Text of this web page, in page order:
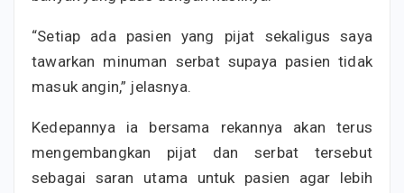
“Setiap ada pasien yang pijat sekaligus saya
tawarkan minuman serbat supaya pasien tidak
masuk angin,” jelasnya.
Kedepannya ia bersama rekannya akan terus
mengembangkan pijat dan serbat tersebut
sebagai saran utama untuk pasien agar lebih